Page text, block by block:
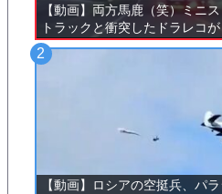
【動画】両方馬鹿（笑）ミニ
トラックと衝突したドラレコが
【動画】ロシアの空挺兵、パ